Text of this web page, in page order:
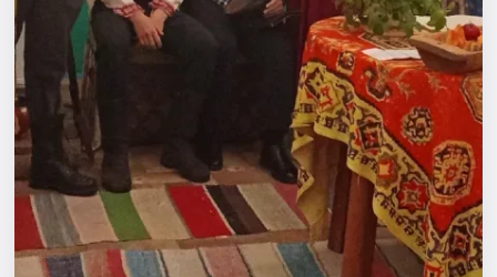
Площадки
Артисты
Рейтинги